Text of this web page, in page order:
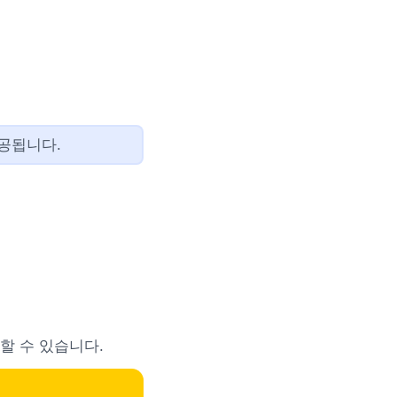
됩니다.
수 있습니다.